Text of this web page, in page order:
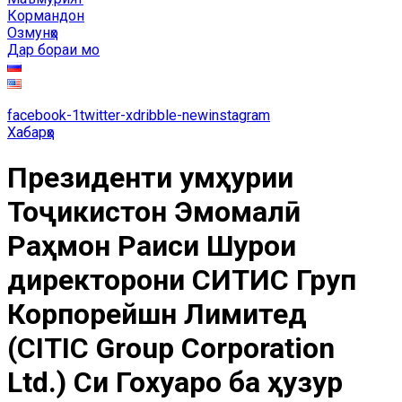
Кормандон
Озмунҳо
Дар бораи мо
facebook-1twitter-xdribble-newinstagram
Хабарҳо
Президенти Ҷумҳурии
Тоҷикистон Эмомалӣ
Раҳмон Раиси Шурои
директорони СИТИС Груп
Корпорейшн Лимитед
(CITIC Group Corporation
Ltd.) Си Гохуаро ба ҳузур